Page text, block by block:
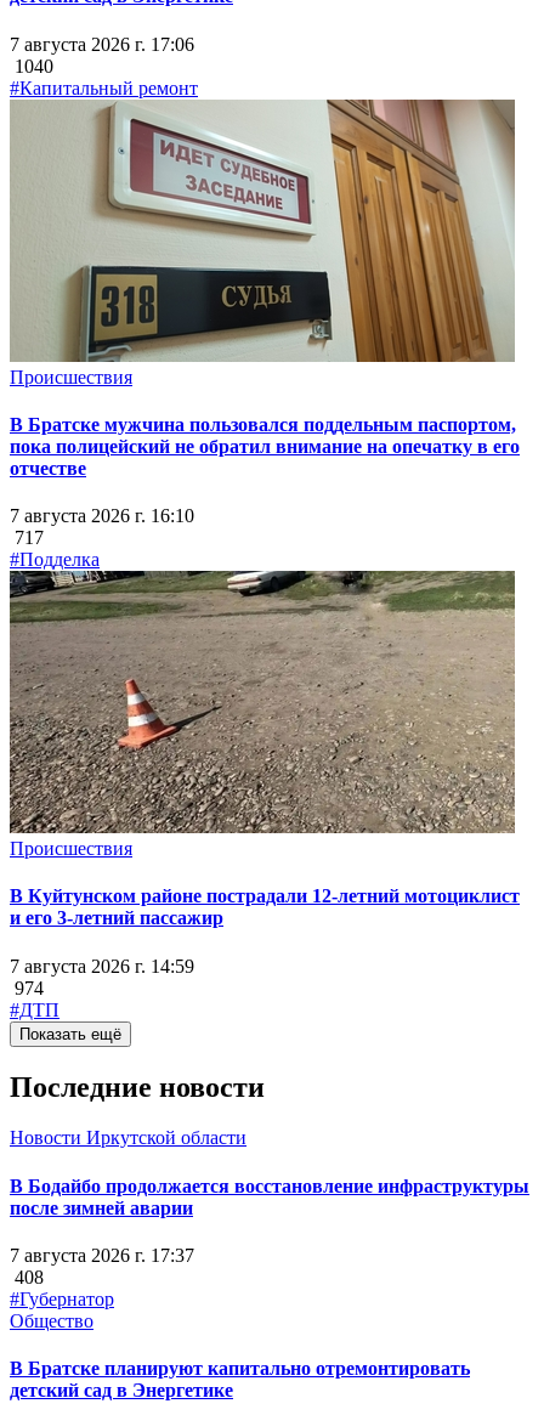
7 августа 2026 г. 17:06
1040
#Капитальный ремонт
Происшествия
В Братске мужчина пользовался поддельным паспортом,
пока полицейский не обратил внимание на опечатку в его
отчестве
7 августа 2026 г. 16:10
717
#Подделка
Происшествия
В Куйтунском районе пострадали 12-летний мотоциклист
и его 3-летний пассажир
7 августа 2026 г. 14:59
974
#ДТП
Показать ещё
Последние новости
Новости Иркутской области
В Бодайбо продолжается восстановление инфраструктуры
после зимней аварии
7 августа 2026 г. 17:37
408
#Губернатор
Общество
В Братске планируют капитально отремонтировать
детский сад в Энергетике